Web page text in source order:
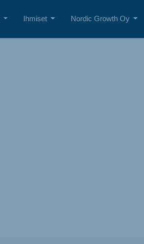
Ihmiset Nordic Growth Oy